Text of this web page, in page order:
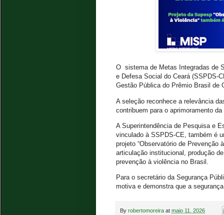
O sistema de Metas Integradas de
e Defesa Social do Ceará (SSPDS-
Gestão Pública do Prêmio Brasil de
A seleção reconhece a relevância
contribuem para o aprimoramento
A Superintendência de Pesquisa e
vinculado à SSPDS-CE, também é
projeto “Observatório de Prevenção
articulação institucional, produção
prevenção à violência no Brasil.
Para o secretário da Segurança
motiva e demonstra que a
By robertomoreira at maio 11, 2026